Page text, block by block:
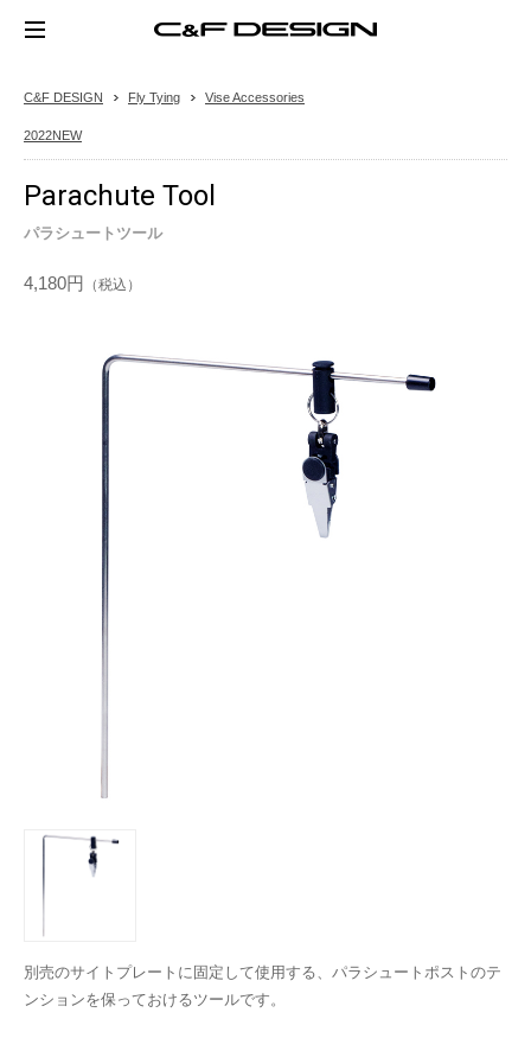
C&F DESIGN Fly Tying Vise Accessories
2022NEW
Parachute Tool
パラシュートツール
4,180円 （税込）
別売のサイトプレートに固定して使用する、パラシュートポストのテ
ンションを保っておけるツールです。